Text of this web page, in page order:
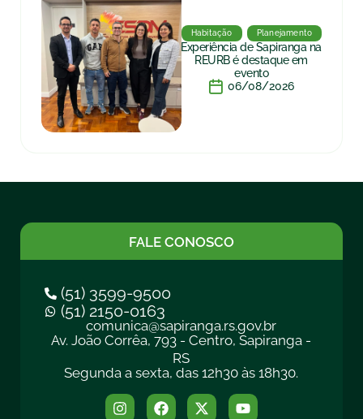
Habitação Planejamento
Experiência de Sapiranga na
REURB é destaque em
evento
06/08/2026
FALE CONOSCO
(51) 3599-9500
(51) 2150-0163
comunica@sapiranga.rs.gov.br
Av. João Corrêa, 793 - Centro, Sapiranga -
RS
Segunda a sexta, das 12h30 às 18h30.